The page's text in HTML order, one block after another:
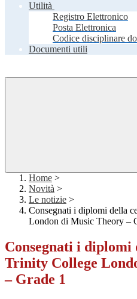
Utilità
Registro Elettronico
Posta Elettronica
Codice disciplinare
Documenti utili
Home >
Novità >
Le notizie >
Consegnati i diplomi della
London di Music Theory –
Consegnati i
Trinity College
– Grade 1